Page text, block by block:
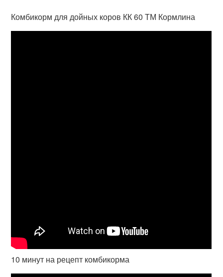
Комбикорм для дойных коров КК 60 ТМ Кормлина
10 минут на рецепт комбикорма